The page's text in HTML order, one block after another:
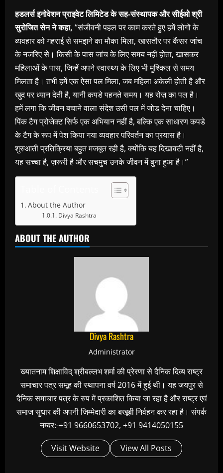
हडलर्स इनोवेशन प्राइवेट लिमिटेड के सह-संस्थापक और सीईओ श्री
सुरोजित सेन ने कहा, “संजीवनी पहल पर काम करते हुए हमें लोगों के
व्यवहार को गहराई से समझने का मौका मिला, खासतौर पर कैंसर जांच
के नजरिए से। किसी के पास जांच के लिए समय नहीं होता, खासकर
महिलाओं के पास, जिन्हें अपने स्वास्थ्य के लिए भी मुश्किल से समय
मिलता है। तभी हमें एक ऐसा पल मिला, जब महिला अकेली होती है और
खुद पर ध्यान देती है, यानी कपडे पहनते समय। यह रोज़ का पल है।
हमें लगा कि जीवन बचाने वाला संदेश उसी पल में जोड देना चाहिए।
पिंक टैग प्रोजेक्ट सिर्फ एक अभियान नहीं है, बल्कि एक साधारण कपडे
के टैग के रूप में पेश किया गया व्यवहार परिवर्तन का प्रयास है।
शुरुआती प्रतिक्रिया बहुत मजबूत रही है, क्योंकि यह दिखावटी नहीं है,
यह सच्चा है, ज़रूरी है और सचमुच उनके जीवन में बुना हुआ है।”
About the Author
Divya Rashtra
ABOUT THE AUTHOR
Divya Rashtra
Administrator
ख्यातनाम शिक्षाविद् श्रीबल्लभ शर्मा की प्रेरणा से दैनिक दिव्य राष्ट्र
समाचार पत्र समूह की स्थापना वर्ष 2016 में हुई थी। यह जयपुर से
दैनिक समाचार पत्र के रुप में प्रकाशित किया जा रहा है और राष्ट्र एवं
समाज सुधार की अपनी जिम्मेदारी का बखूबी निर्वहन कर रहा है। संपर्क
नम्बर:-+91 9660653702, +91 9414050155
Visit Website View All Posts